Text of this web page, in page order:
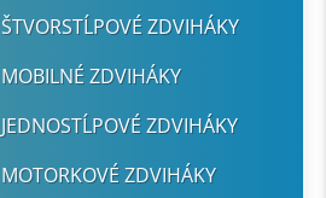
ŠTVORSTĹPOVÉ ZDVIHÁKY
MOBILNÉ ZDVIHÁKY
JEDNOSTĹPOVÉ ZDVIHÁKY
MOTORKOVÉ ZDVIHÁKY